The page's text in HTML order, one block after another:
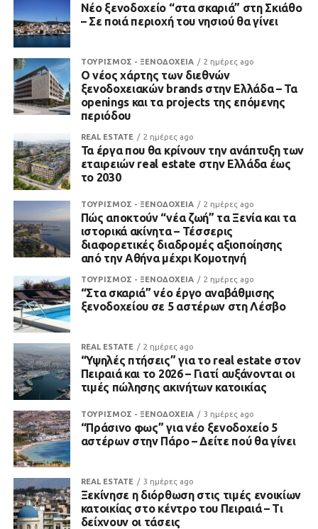
Νέο ξενοδοχείο “στα σκαριά” στη Σκιάθο
– Σε ποιά περιοχή του νησιού θα γίνει
ΤΟΥΡΙΣΜΟΣ - ΞΕΝΟΔΟΧΕΙΑ 2 ημέρες ago
Ο νέος χάρτης των διεθνών
ξενοδοχειακών brands στην Ελλάδα – Τα
openings και τα projects της επόμενης
περιόδου
REAL ESTATE 2 ημέρες ago
Τα έργα που θα κρίνουν την ανάπτυξη των
εταιρειών real estate στην Ελλάδα έως
το 2030
ΤΟΥΡΙΣΜΟΣ - ΞΕΝΟΔΟΧΕΙΑ 2 ημέρες ago
Πώς αποκτούν “νέα ζωή” τα Ξενία και τα
ιστορικά ακίνητα – Τέσσερις
διαφορετικές διαδρομές αξιοποίησης
από την Αθήνα μέχρι Κομοτηνή
ΤΟΥΡΙΣΜΟΣ - ΞΕΝΟΔΟΧΕΙΑ 2 ημέρες ago
“Στα σκαριά” νέο έργο αναβάθμισης
ξενοδοχείου σε 5 αστέρων στη Λέσβο
REAL ESTATE 2 ημέρες ago
“Υψηλές πτήσεις” για το real estate στον
Πειραιά και το 2026 – Γιατί αυξάνονται οι
τιμές πώλησης ακινήτων κατοικίας
ΤΟΥΡΙΣΜΟΣ - ΞΕΝΟΔΟΧΕΙΑ 3 ημέρες ago
“Πράσινο φως” για νέο ξενοδοχείο 5
αστέρων στην Πάρο – Δείτε πού θα γίνει
REAL ESTATE 3 ημέρες ago
Ξεκίνησε η διόρθωση στις τιμές ενοικίων
κατοικίας στο κέντρο του Πειραιά – Τι
δείχνουν οι τάσεις